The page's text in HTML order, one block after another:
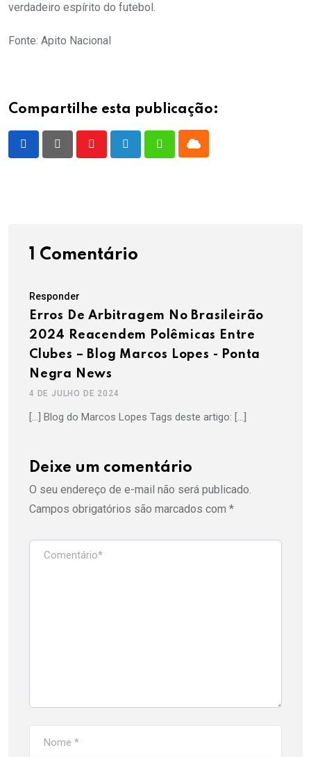
verdadeiro espírito do futebol.
Fonte: Apito Nacional
Compartilhe esta publicação:
WhatsappCloud
1 Comentário
Responder
Erros De Arbitragem No Brasileirão
2024 Reacendem Polêmicas Entre
Clubes – Blog Marcos Lopes - Ponta
Negra News
4 DE JULHO DE 2024
[…] Blog do Marcos Lopes Tags deste artigo: […]
Deixe um comentário
O seu endereço de e-mail não será publicado.
Campos obrigatórios são marcados com *